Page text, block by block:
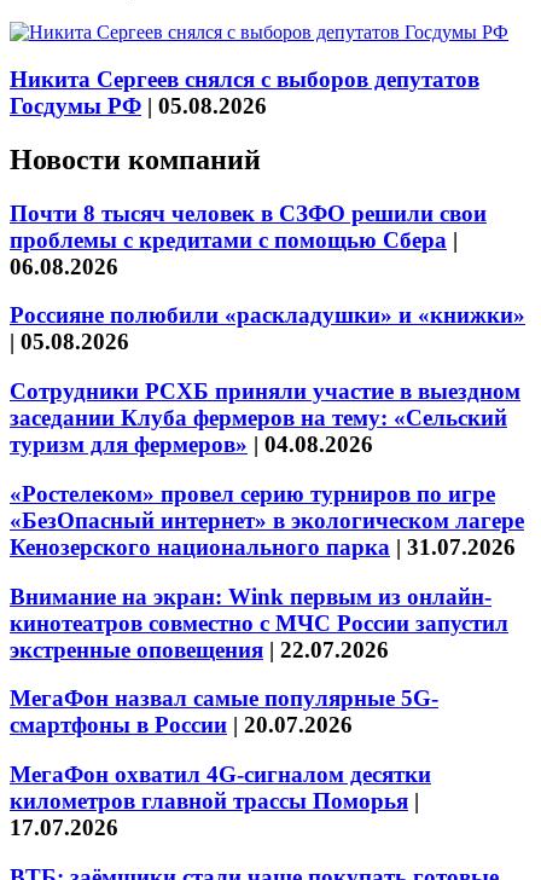
Никита Сергеев снялся с выборов депутатов
Госдумы РФ | 05.08.2026
Новости компаний
Почти 8 тысяч человек в СЗФО решили свои
проблемы с кредитами с помощью Сбера |
06.08.2026
Россияне полюбили «раскладушки» и «книжки»
| 05.08.2026
Сотрудники РСХБ приняли участие в выездном
заседании Клуба фермеров на тему: «Сельский
туризм для фермеров» | 04.08.2026
«Ростелеком» провел серию турниров по игре
«БезОпасный интернет» в экологическом лагере
Кенозерского национального парка | 31.07.2026
Внимание на экран: Wink первым из онлайн-
кинотеатров совместно с МЧС России запустил
экстренные оповещения | 22.07.2026
МегаФон назвал самые популярные 5G-
смартфоны в России | 20.07.2026
МегаФон охватил 4G-сигналом десятки
километров главной трассы Поморья |
17.07.2026